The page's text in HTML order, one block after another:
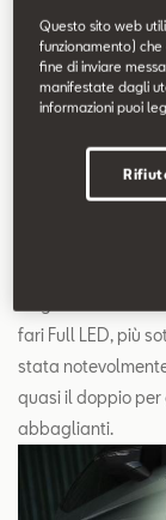
Nuovi fari Full
fari Full LED, più
stata
quasi il doppio
abbaglianti.
Questo sito web
funzionamento)
fine di inviare
manifestate dagli
informazioni puoi